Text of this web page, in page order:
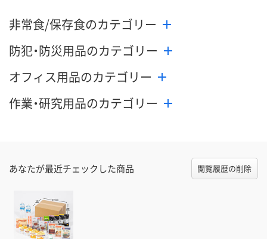
非常食/保存食のカテゴリー
防犯・防災用品のカテゴリー
オフィス用品のカテゴリー
作業・研究用品のカテゴリー
あなたが最近チェックした商品 閲覧履歴の削除